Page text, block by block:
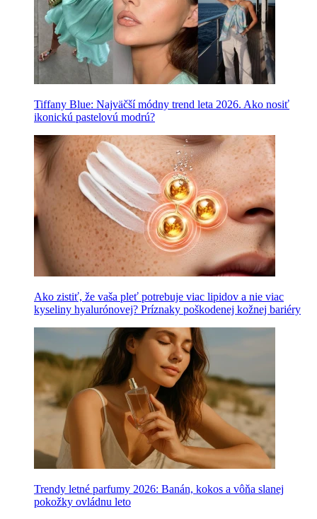
Tiffany Blue: Najväčší módny trend leta 2026. Ako nosiť
ikonickú pastelovú modrú?
Ako zistiť, že vaša pleť potrebuje viac lipidov a nie viac
kyseliny hyalurónovej? Príznaky poškodenej kožnej bariéry
Trendy letné parfumy 2026: Banán, kokos a vôňa slanej
pokožky ovládnu leto